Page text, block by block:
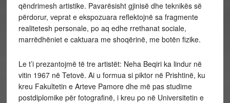
qëndrimesh artistike. Pavarësisht gjinisë dhe teknikës së
përdorur, veprat e ekspozuara reflektojnë sa fragmente
realitetesh personale, po aq edhe rrethanat sociale,
marrëdhëniet e caktuara me shoqërinë, me botën fizike.
Le t’i prezantojmë të tre artistët: Neha Beqiri ka lindur në
vitin 1967 në Tetovë. Ai u formua si piktor në Prishtinë, ku
kreu Fakultetin e Arteve Pamore dhe më pas studime
postdiplomike për fotografinë, i kreu po në Universitetin e